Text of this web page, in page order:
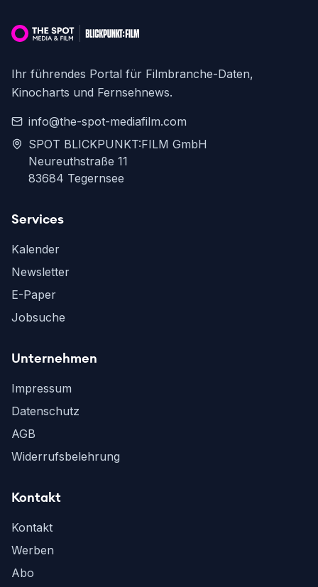
Ihr führendes Portal für Filmbranche-Daten,
Kinocharts und Fernsehnews.
info@the-spot-mediafilm.com
SPOT BLICKPUNKT:FILM GmbH
Neureuthstraße 11
83684 Tegernsee
Services
Kalender
Newsletter
E-Paper
Jobsuche
Unternehmen
Impressum
Datenschutz
AGB
Widerrufsbelehrung
Kontakt
Kontakt
Werben
Abo